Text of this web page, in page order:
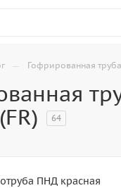
— Гофрированная
64
ПНД красная